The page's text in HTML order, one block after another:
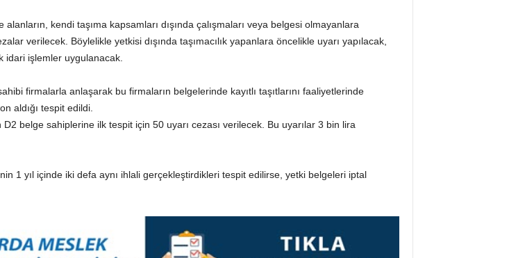
kendi taşıma kapsamları dışında çalışmaları veya belgesi olmayanlara
verilecek. Böylelikle yetkisi dışında taşımacılık yapanlara öncelikle uyarı yapılacak,
idari işlemler uygulanacak.
firmalarla anlaşarak bu firmaların belgelerinde kayıtlı taşıtlarını faaliyetlerinde
aldığı tespit edildi.
D2 belge sahiplerine ilk tespit için 50 uyarı cezası verilecek. Bu uyarılar 3 bin lira
1 yıl içinde iki defa aynı ihlali gerçekleştirdikleri tespit edilirse, yetki belgeleri iptal